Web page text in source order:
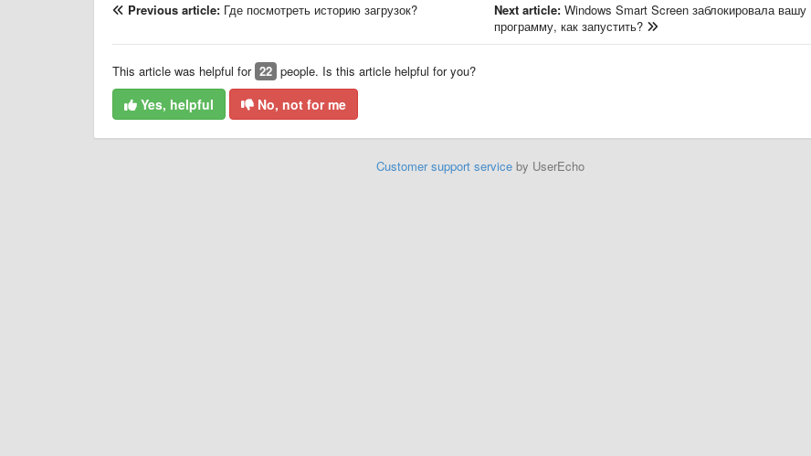
Previous article: Где посмотреть историю загрузок? Next article: Windows Smart Screen заблокировала вашу
программу, как запустить?
This article was helpful for 22 people. Is this article helpful for you?
Yes, helpful No, not for me
Customer support serviceby UserEcho